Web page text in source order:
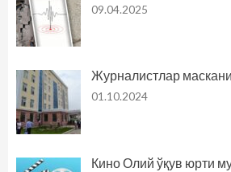
09.04.2025
Журналистлар
01.10.2024
Кино Олий ўқув юрти